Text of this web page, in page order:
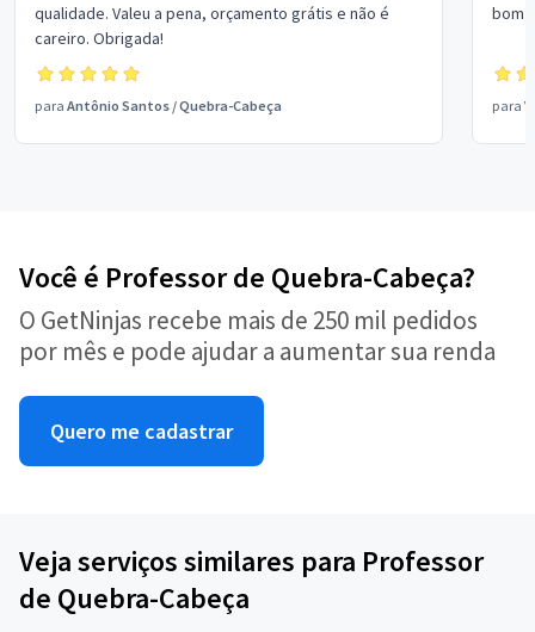
qualidade. Valeu a pena, orçamento grátis e não é
careiro. Obrigada!
para Antônio Santos /Quebra-Cabeça
bom
para
Você é Professor de Quebra-Cabeça?
O GetNinjas recebe mais de 250 mil pedidos
por mês e pode ajudar a aumentar sua renda
Quero me cadastrar
Veja serviços similares para Professor
de Quebra-Cabeça